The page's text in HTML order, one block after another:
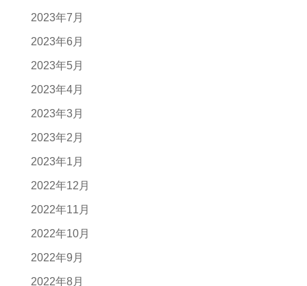
2023年7月
2023年6月
2023年5月
2023年4月
2023年3月
2023年2月
2023年1月
2022年12月
2022年11月
2022年10月
2022年9月
2022年8月